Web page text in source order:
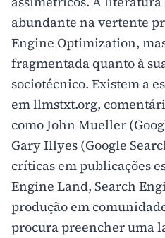
abundante na vertente
Engine Optimization,
fragmentada quanto à
sociotécnico. Existem a
em llmstxt.org,
como John Mueller
Gary Illyes (Google
críticas em publicações
Engine Land, Search
produção em
procura preencher uma